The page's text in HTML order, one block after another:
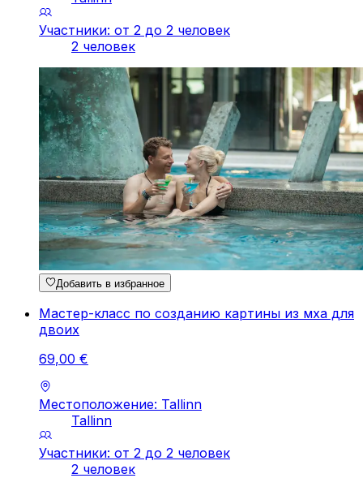
Участники: от 2 до 2 человек
2 человек
Добавить в избранное
Мастер-класс по созданию картины из мха для
двоих
69,00 €
Местоположение: Tallinn
Tallinn
Участники: от 2 до 2 человек
2 человек